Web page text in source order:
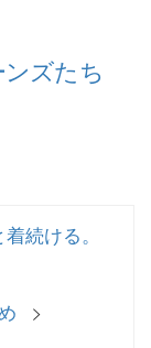
ズたち
続ける。